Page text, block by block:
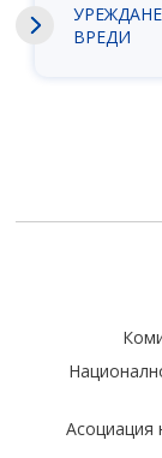
ВРЕДИ
Асоциация